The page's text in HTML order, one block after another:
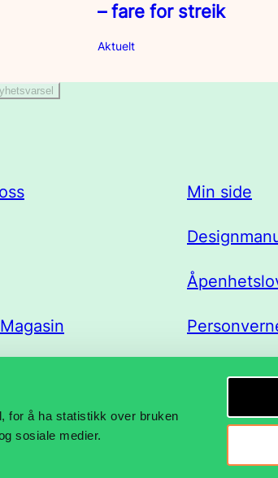
for å ha statistikk over bruken
sosiale medier.
– fare for streik
Aktuelt
Min side